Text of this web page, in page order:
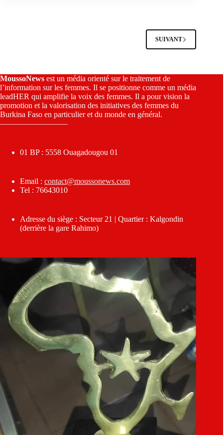
SUIVANT
MoussoNews est un média orienté sur le traitement de
l’information sur les femmes. Il se positionne comme un média
leadHER qui amplifie la voix des femmes. Il a pour vision la
promotion et la valorisation des initiatives des femmes du
Burkina Faso en particulier et du monde en général.
————————–
01 BP : 5558 Ouagadougou 01
Email : contact@moussonews.com
Tel : 76643010
Adresse du siège : Secteur 21 | Quartier : Kalgondin
(derrière la gare Rahimo)